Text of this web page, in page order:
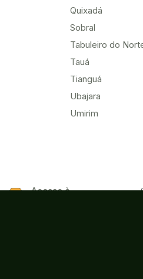
Quixadá
Sobral
Tabuleiro do
Tauá
Tianguá
Ubajara
Umirim
Acesso à